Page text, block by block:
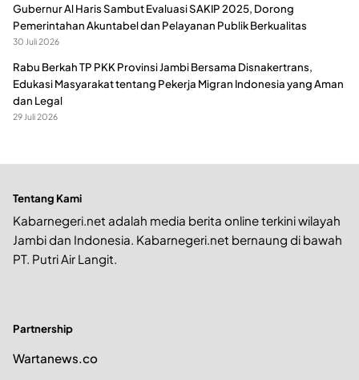
Gubernur Al Haris Sambut Evaluasi SAKIP 2025, Dorong
Pemerintahan Akuntabel dan Pelayanan Publik Berkualitas
30 Juli 2026
Rabu Berkah TP PKK Provinsi Jambi Bersama Disnakertrans,
Edukasi Masyarakat tentang Pekerja Migran Indonesia yang Aman
dan Legal
29 Juli 2026
Tentang Kami
Kabarnegeri.net adalah media berita online terkini wilayah
Jambi dan Indonesia. Kabarnegeri.net bernaung di bawah
PT. Putri Air Langit.
Partnership
Wartanews.co